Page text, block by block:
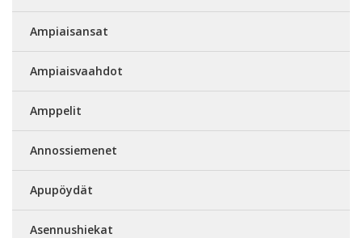
Ampiaisansat
Ampiaisvaahdot
Amppelit
Annossiemenet
Apupöydät
Asennushiekat